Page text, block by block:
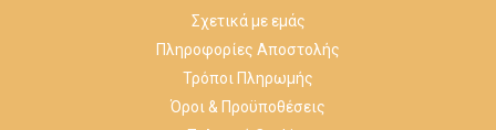
Σχετικά με εμάς
Πληροφορίες Αποστολής
Τρόποι Πληρωμής
Όροι & Προϋποθέσεις